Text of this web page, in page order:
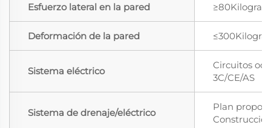
Esfuerzo lateral en la pared
Deformación de la pared
Sistema eléctrico
Circuitos
3C/CE/AS
Sistema de drenaje/eléctrico
Plan